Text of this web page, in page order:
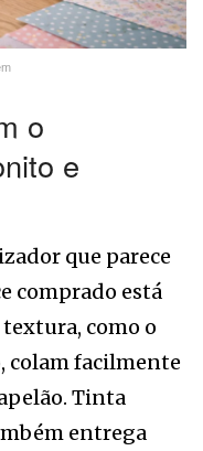
o
e
que parece
comprado está
como o
colam facilmente
Tinta
entrega